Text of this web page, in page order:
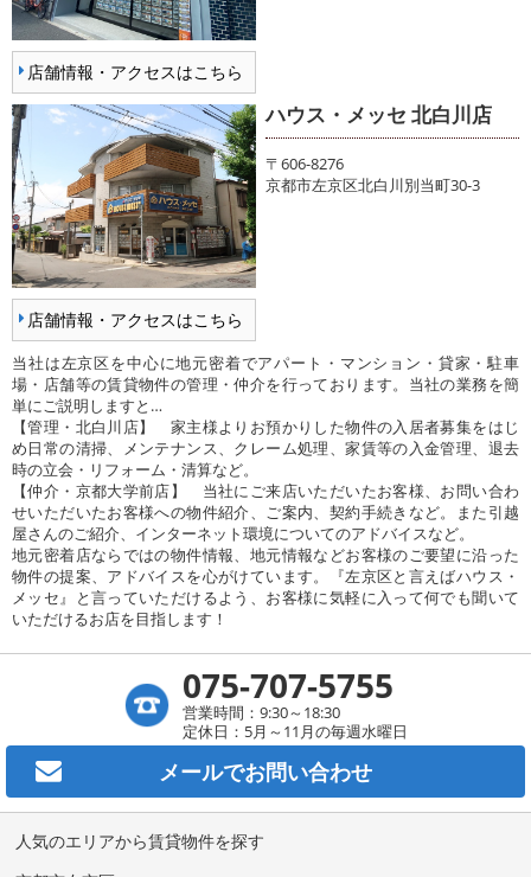
店舗情報・アクセスはこちら
店舗情報・アクセスはこちら
ハウス・メッセ 北白川店
〒606-8276
京都市左京区北白川別当町30-3
当社は左京区を中心に地元密着でアパート・マンション・貸家・駐車
場・店舗等の賃貸物件の管理・仲介を行っております。当社の業務を簡
単にご説明しますと…
【管理・北白川店】 家主様よりお預かりした物件の入居者募集をはじ
め日常の清掃、メンテナンス、クレーム処理、家賃等の入金管理、退去
時の立会・リフォーム・清算など。
【仲介・京都大学前店】 当社にご来店いただいたお客様、お問い合わ
せいただいたお客様への物件紹介、ご案内、契約手続きなど。また引越
屋さんのご紹介、インターネット環境についてのアドバイスなど。
地元密着店ならではの物件情報、地元情報などお客様のご要望に沿った
物件の提案、アドバイスを心がけています。『左京区と言えばハウス・
メッセ』と言っていただけるよう、お客様に気軽に入って何でも聞いて
いただけるお店を目指します！
075-707-5755
営業時間：9:30～18:30
定休日：5月～11月の毎週水曜日
メールでお問い合わせ
人気のエリアから賃貸物件を探す